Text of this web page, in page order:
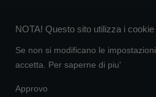
NOTA! Questo sito utilizza i
Se non si modificano le
accetta. Per saperne di piu'
Approvo